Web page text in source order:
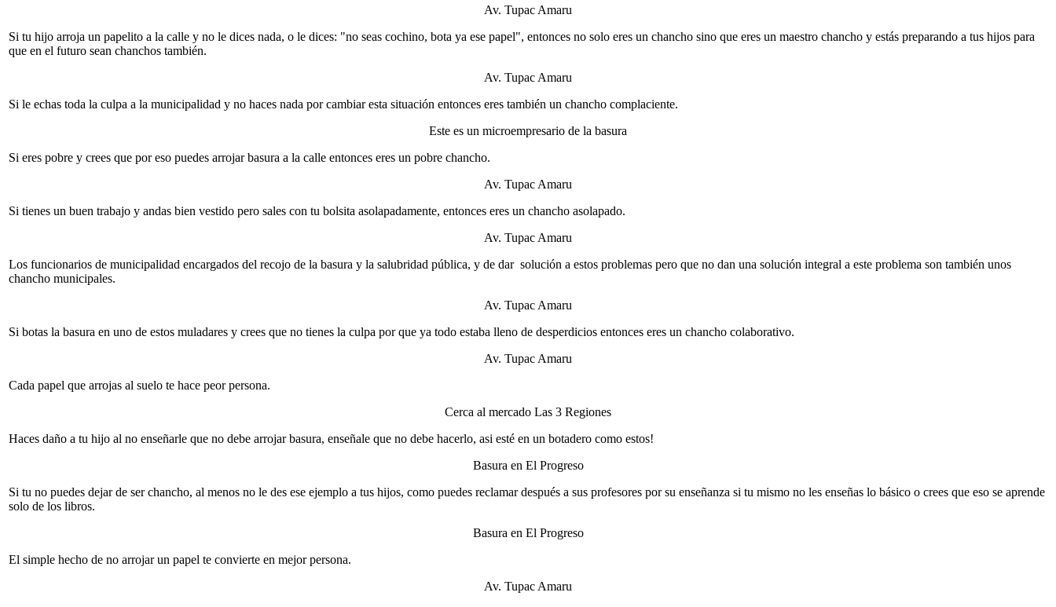
Av. Tupac Amaru
Si tu hijo arroja un papelito a la calle y no le dices nada, o le dices: "no seas cochino, bota ya ese papel", entonces no solo eres un chancho sino que eres un maestro chancho y estás preparando a tus hijos para
que en el futuro sean chanchos también.
Av. Tupac Amaru
Si le echas toda la culpa a la municipalidad y no haces nada por cambiar esta situación entonces eres también un chancho complaciente.
Este es un microempresario de la basura
Si eres pobre y crees que por eso puedes arrojar basura a la calle entonces eres un pobre chancho.
Av. Tupac Amaru
Si tienes un buen trabajo y andas bien vestido pero sales con tu bolsita asolapadamente, entonces eres un chancho asolapado.
Av. Tupac Amaru
Los funcionarios de municipalidad encargados del recojo de la basura y la salubridad pública, y de dar solución a estos problemas pero que no dan una solución integral a este problema son también unos
chancho municipales.
Av. Tupac Amaru
Si botas la basura en uno de estos muladares y crees que no tienes la culpa por que ya todo estaba lleno de desperdicios entonces eres un chancho colaborativo.
Av. Tupac Amaru
Cada papel que arrojas al suelo te hace peor persona.
Cerca al mercado Las 3 Regiones
Haces daño a tu hijo al no enseñarle que no debe arrojar basura, enseñale que no debe hacerlo, asi esté en un botadero como estos!
Basura en El Progreso
Si tu no puedes dejar de ser chancho, al menos no le des ese ejemplo a tus hijos, como puedes reclamar después a sus profesores por su enseñanza si tu mismo no les enseñas lo básico o crees que eso se aprende
solo de los libros.
Basura en El Progreso
El simple hecho de no arrojar un papel te convierte en mejor persona.
Av. Tupac Amaru